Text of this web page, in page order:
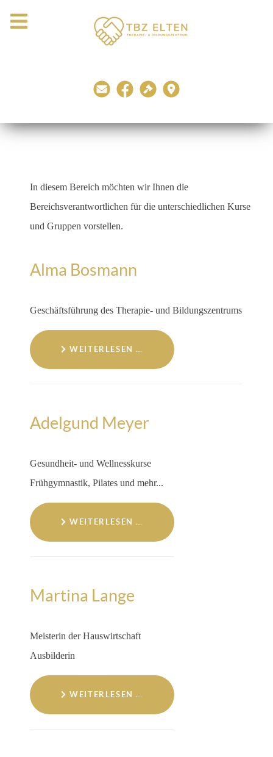
In diesem Bereich möchten wir Ihnen die
Bereichsverantwortlichen für die unterschiedlichen Kurse
und Gruppen vorstellen.
Alma Bosmann
Geschäftsführung des Therapie- und Bildungszentrums
WEITERLESEN …
Adelgund Meyer
Gesundheit- und Wellnesskurse
Frühgymnastik, Pilates und mehr...
WEITERLESEN …
Martina Lange
Meisterin der Hauswirtschaft
Ausbilderin
WEITERLESEN …